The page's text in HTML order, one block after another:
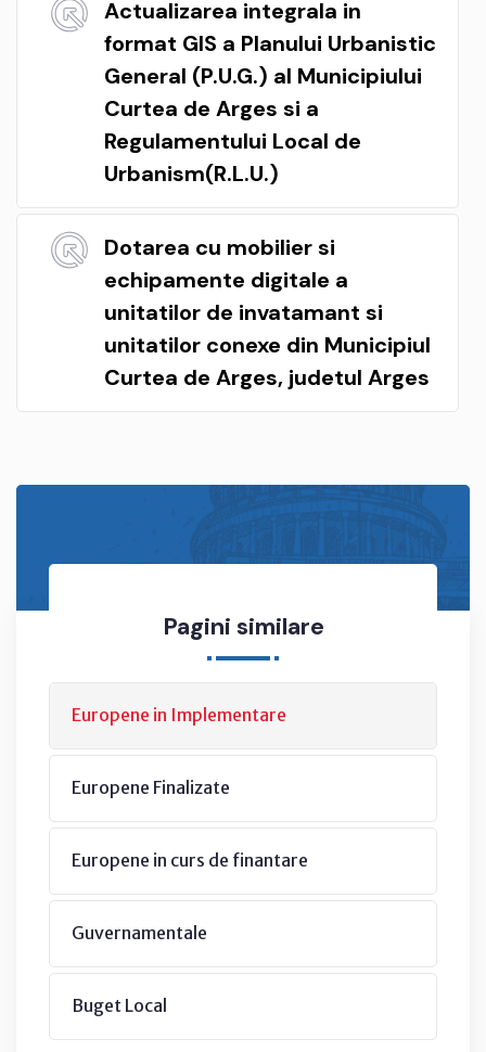
Actualizarea integrala in
format GIS a Planului Urbanistic
General (P.U.G.) al Municipiului
Curtea de Arges si a
Regulamentului Local de
Urbanism(R.L.U.)
Dotarea cu mobilier si
echipamente digitale a
unitatilor de invatamant si
unitatilor conexe din Municipiul
Curtea de Arges, judetul Arges
Pagini similare
Europene in Implementare
Europene Finalizate
Europene in curs de finantare
Guvernamentale
Buget Local